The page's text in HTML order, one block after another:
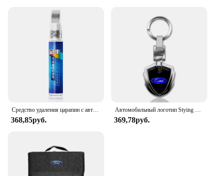
Средство удаления царапин с автомобиля ручки для рисования для Ford Focus 3 4 ST Mondeo MK3 MK4 Fiesta Fusion Kuga 2013 2014 2015 2017
368,85руб.
Автомобильный логотип Stying 3D металлические брелоки в форме щита брелок для Ford Fiesta C-Max Kuga Ranger Raptor KA Fusion ST Transit Edge
369,78руб.